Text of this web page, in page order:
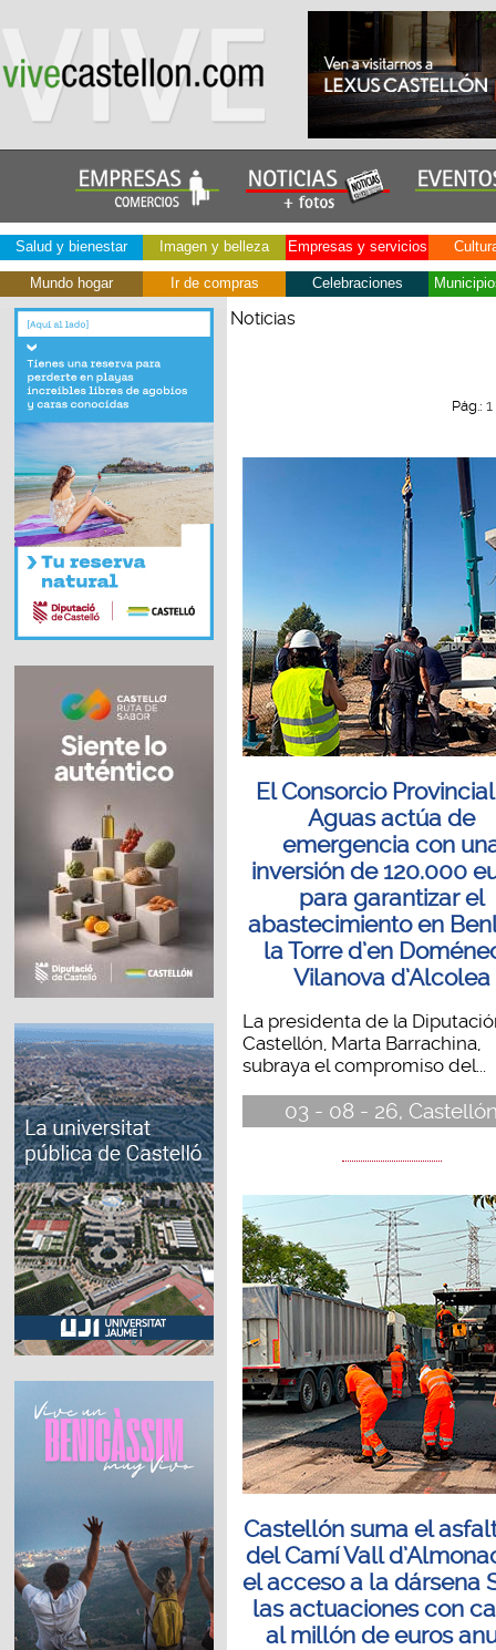
Salud y bienestar Imagen y belleza Empresas y servicios
Mundo hogar Ir de compras Celebraciones
Noticias
Pág.: 1
El Consorcio
Aguas actúa de
emergencia con
inversión de 120.000
para garantizar el
abastecimiento en
la Torre d’en
Vilanova d’Alcolea
La presidenta de la
Castellón, Marta Barrachina,
subraya el compromiso del...
03 - 08 - 26,
Castellón suma el
del Camí Vall
el acceso a la dársena
las actuaciones con
al millón de euros